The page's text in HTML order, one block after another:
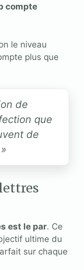
compte
le niveau
plus que
de
que
de
est le par. Ce
ultime du
sur chaque